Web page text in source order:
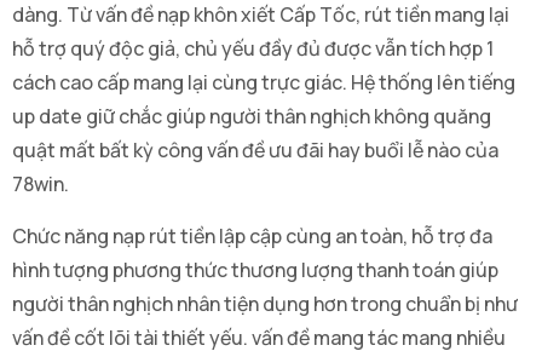
dàng. Từ vấn đề nạp khôn xiết Cấp Tốc, rút tiền mang lại
hỗ trợ quý độc giả, chủ yếu đầy đủ được vẫn tích hợp 1
cách cao cấp mang lại cùng trực giác. Hệ thống lên tiếng
up date giữ chắc giúp người thân nghịch không quăng
quật mất bất kỳ công vấn đề ưu đãi hay buổi lễ nào của
78win.
Chức năng nạp rút tiền lập cập cùng an toàn, hỗ trợ đa
hình tượng phương thức thương lượng thanh toán giúp
người thân nghịch nhân tiện dụng hơn trong chuẩn bị như
vấn đề cốt lõi tài thiết yếu. vấn đề mang tác mang nhiều